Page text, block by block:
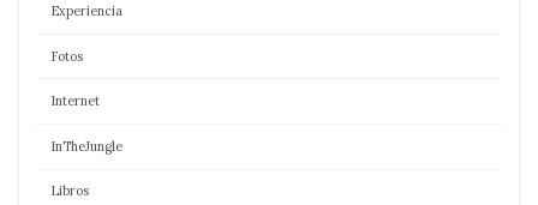
Experiencia
Fotos
Internet
InTheJungle
Libros